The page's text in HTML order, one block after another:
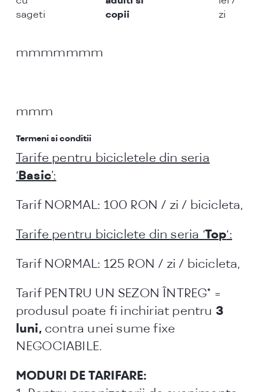
sageti
copii
zi
mmmmmmm
mmm
Termeni si conditii
Tarife pentru bicicletele din seria
‘Basic’:
Tarif NORMAL: 100 RON / zi / bicicleta,
Tarife pentru biciclete din seria ‘Top‘:
Tarif NORMAL: 125 RON / zi / bicicleta,
Tarif PENTRU UN SEZON ÎNTREG* =
produsul poate fi inchiriat pentru 3
luni, contra unei sume fixe
NEGOCIABILE.
MODURI DE TARIFARE: